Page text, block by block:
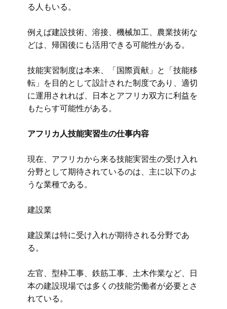
る人もいる。
例えば建設技術、溶接、機械加工、農業技術な
どは、帰国後にも活用できる可能性がある。
技能実習制度は本来、「国際貢献」と「技能移
転」を目的として設計された制度であり、適切
に運用されれば、日本とアフリカ双方に利益を
もたらす可能性がある。
アフリカ人技能実習生の仕事内容
現在、アフリカから来る技能実習生の受け入れ
分野として期待されているのは、主に以下のよ
うな業種である。
建設業
建設業は特に受け入れが期待される分野であ
る。
左官、型枠工事、鉄筋工事、土木作業など、日
本の建設現場では多くの技能労働者が必要とさ
れている。